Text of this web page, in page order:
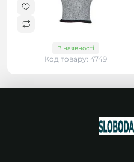
В наявності
Код товару: 4749